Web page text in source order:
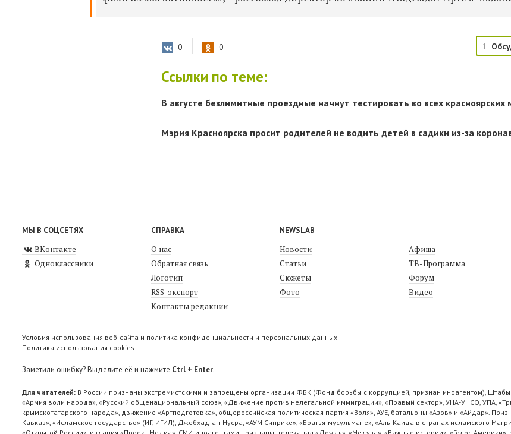
0 0 1
Ссылки по теме:
В августе безлимитные проездные начнут тестировать во всех
Мэрия Красноярска просит родителей не водить детей в садики из-за
МЫ В СОЦСЕТЯХ
ВКонтакте
Одноклассники
СПРАВКА
О нас
Обратная связь
Логотип
RSS-экспорт
Контакты редакции
NEWSLAB
Новости
Статьи
Сюжеты
Фото
Афиша
ТВ-Программа
Форум
Видео
Условия использования веб-сайта и политика конфиденциальности и персональных данных
Политика использования cookies
Заметили ошибку? Выделите её и нажмите Ctrl + Enter.
Для читателей: В России признаны экстремистскими и запрещены организации ФБК (Фонд борьбы с коррупцией, признан иноагентом),
«Армия воли народа», «Русский общенациональный союз», «Движение против нелегальной иммиграции», «Правый сектор», УНА-УНСО, УПА,
крымскотатарского народа», движение «Артподготовка», общероссийская политическая партия «Воля», АУЕ, батальоны «Азов» и «Айдар».
Кавказ», «Исламское государство» (ИГ, ИГИЛ), Джебхад-ан-Нусра, «АУМ Синрике», «Братья-мусульмане», «Аль-Каида в странах исламского